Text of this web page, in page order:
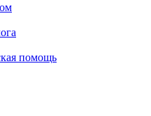
помощь